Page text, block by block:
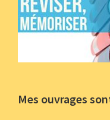
Mes ouvrages